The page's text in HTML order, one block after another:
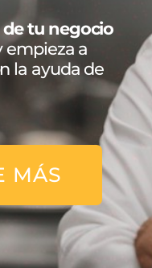
tu negocio
empieza a
la ayuda de
MÁS